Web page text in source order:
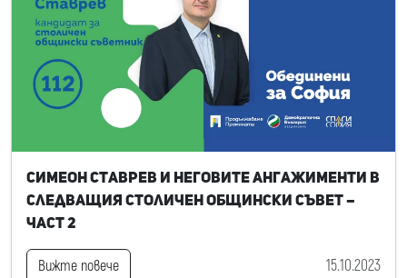
Симеон Ставрев и неговите ангажименти в
следващия Столичен общински съвет –
част 2
Вижте повече 15.10.2023